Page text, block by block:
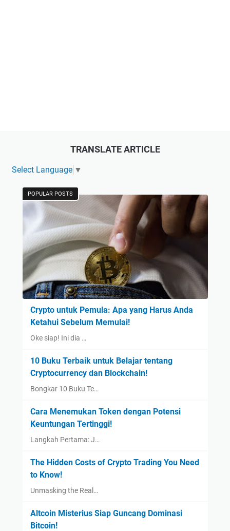
TRANSLATE ARTICLE
Select Language ▼
POPULAR POSTS
Crypto untuk Pemula: Apa yang Harus Anda
Ketahui Sebelum Memulai!
Oke siap! Ini dia …
10 Buku Terbaik untuk Belajar tentang
Cryptocurrency dan Blockchain!
Bongkar 10 Buku Te…
Cara Menemukan Token dengan Potensi
Keuntungan Tertinggi!
Langkah Pertama: J…
The Hidden Costs of Crypto Trading You Need
to Know!
Unmasking the Real…
Altcoin Misterius Siap Guncang Dominasi
Bitcoin!